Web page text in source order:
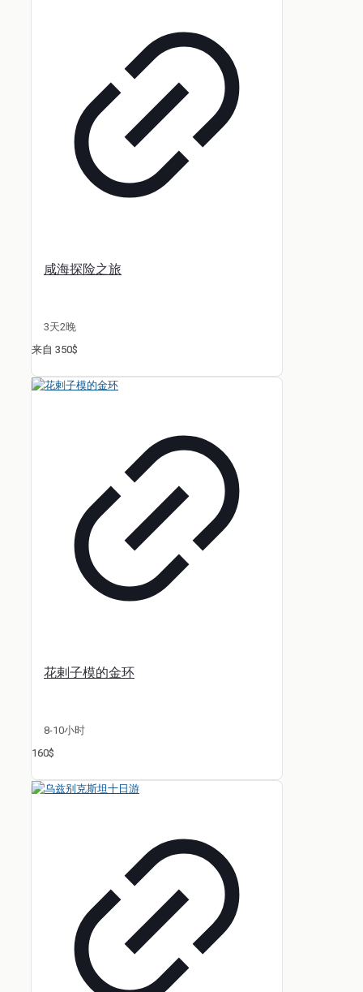
咸海探险之旅
3天2晚
来自 350$
花剌子模的金环
8-10小时
160$